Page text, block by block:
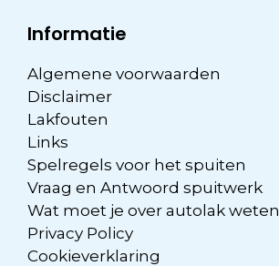
Informatie
Algemene voorwaarden
Disclaimer
Lakfouten
Links
Spelregels voor het spuiten
Vraag en Antwoord spuitwerk
Wat moet je over autolak weten
Privacy Policy
Cookieverklaring